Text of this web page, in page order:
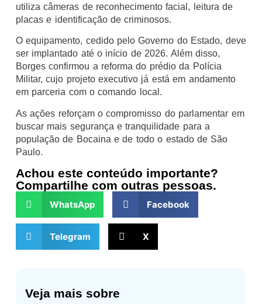
Veja mais sobre
utiliza câmeras de reconhecimento facial, leitura de
placas e identificação de criminosos.
O equipamento, cedido pelo Governo do Estado, deve
ser implantado até o início de 2026. Além disso,
Borges confirmou a reforma do prédio da Polícia
Militar, cujo projeto executivo já está em andamento
em parceria com o comando local.
As ações reforçam o compromisso do parlamentar em
buscar mais segurança e tranquilidade para a
população de Bocaina e de todo o estado de São
Paulo.
Achou este conteúdo importante?
Compartilhe com outras pessoas.
WhatsApp Facebook
Telegram X